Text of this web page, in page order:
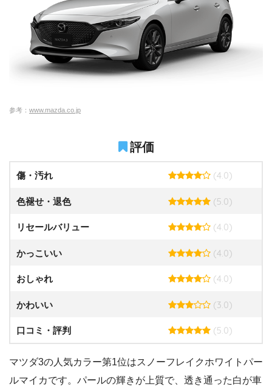
参考： www.mazda.co.jp
評価
傷・汚れ (4.0)
色褪せ・退色 (5.0)
リセールバリュー (4.0)
かっこいい (4.0)
おしゃれ (4.0)
かわいい (3.0)
口コミ・評判 (5.0)
マツダ3の人気カラー第1位はスノーフレイクホワイトパー
ルマイカです。パールの輝きが上質で、透き通った白が車